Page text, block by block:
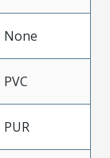
None
PVC
PUR